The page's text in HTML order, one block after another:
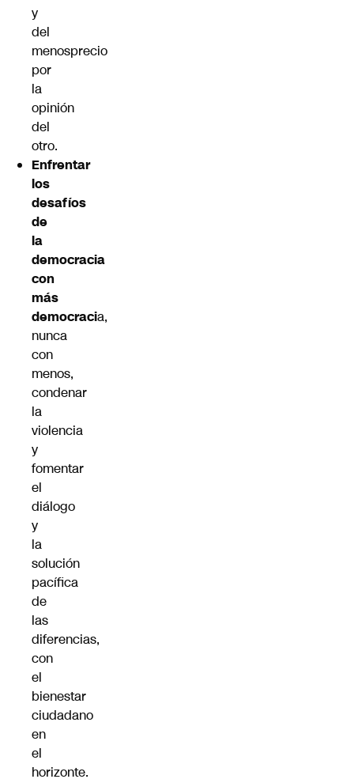
y
del
menosprecio
por
la
opinión
del
otro.
Enfrentar
los
desafíos
de
la
democracia
con
más
democracia,
nunca
con
menos,
condenar
la
violencia
y
fomentar
el
diálogo
y
la
solución
pacífica
de
las
diferencias,
con
el
bienestar
ciudadano
en
el
horizonte.